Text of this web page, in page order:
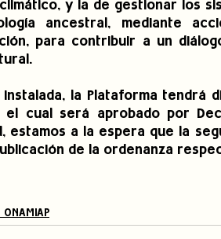
y la de gestionar los
ancestral, mediante
para contribuir a un
instalada, la Plataforma tendrá
el cual será aprobado por
estamos a la espera que la
de la ordenanza